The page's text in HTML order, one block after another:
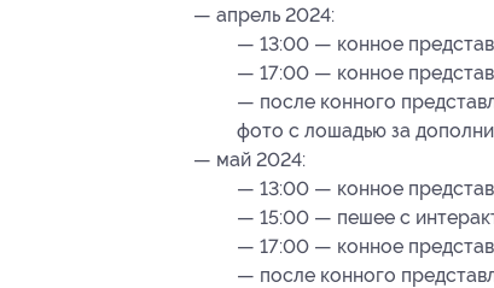
— апрель 2024:
— 13:00 — конное
— 17:00 — конное
— после конного
фото с лошадью за
— май 2024:
— 13:00 — конное
— 15:00 — пешее с
— 17:00 — конное
— после конного